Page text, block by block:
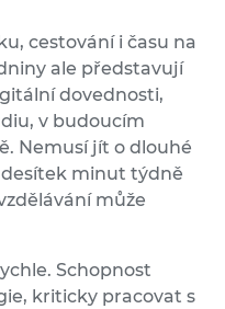
cestování i času na
ale představují
dovednosti,
v budoucím
Nemusí jít o dlouhé
desítek minut týdně
může
Schopnost
kriticky pracovat s